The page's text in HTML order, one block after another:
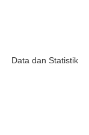
Data dan Statistik